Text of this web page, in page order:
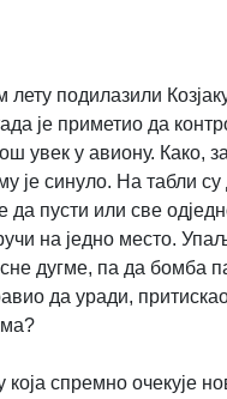
лету подилазили
је приметио да
увек у авиону.
је синуло. На табли
да пусти или све
на једно место.
дугме, па да бомба
да уради,
спремно очекује